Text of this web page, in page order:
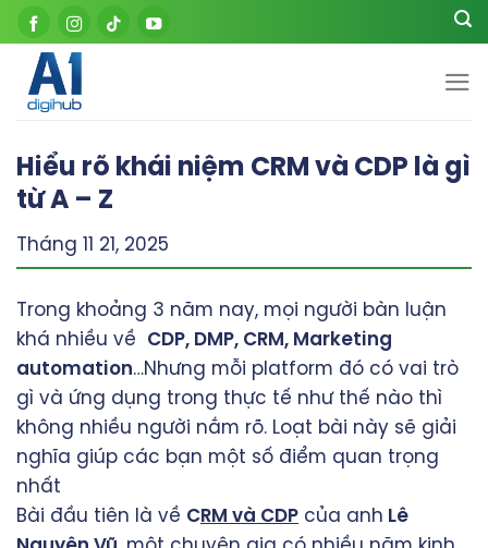
Skip
to
content
Hiểu rõ khái niệm CRM và CDP là gì
từ A – Z
Tháng 11 21, 2025
Trong khoảng 3 năm nay, mọi người bàn luận
khá nhiều về CDP, DMP, CRM, Marketing
automation…Nhưng mỗi platform đó có vai trò
gì và ứng dụng trong thực tế như thế nào thì
không nhiều người nắm rõ. Loạt bài này sẽ giải
nghĩa giúp các bạn một số điểm quan trọng
nhất
Bài đầu tiên là về CRM và CDP của anh Lê